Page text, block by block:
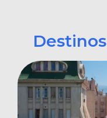
Destinos